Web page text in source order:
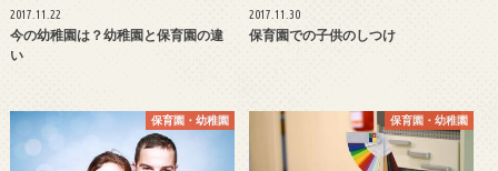
2017.11.22
今の幼稚園は？幼稚園と保育園の違
い
2017.11.30
保育園での子供のしつけ
保育園・幼稚園 保育園・幼稚園